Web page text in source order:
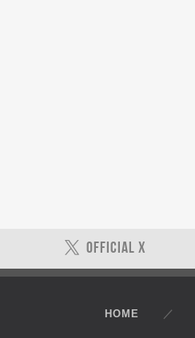
OFFICIAL X
HOME